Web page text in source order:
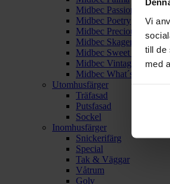
Vi
till de
med
Midbec Passion
Midbec Poetry
Midbec Precious
Midbec Skagen
Midbec Sweet Dreams
Midbec Vintage Rules
Midbec What´s Up 2
Utomhusfärger
Träfasad
Putsfasad
Sockel
Inomhusfärger
Snickerifärg
Special
Tak & Väggar
Våtrum
Golv